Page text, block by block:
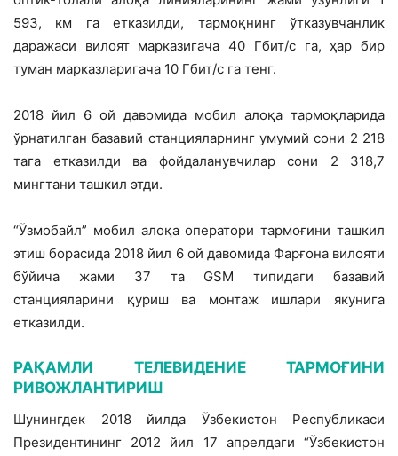
593, км га етказилди, тармоқнинг ўтказувчанлик
даражаси вилоят марказигача 40 Гбит/с га, ҳар бир
туман марказларигача 10 Гбит/с га тенг.
2018 йил 6 ой давомида мобил алоқа тармоқларида
ўрнатилган базавий станцияларнинг умумий сони 2 218
тага етказилди ва фойдаланувчилар сони 2 318,7
мингтани ташкил этди.
“Ўзмобайл” мобил алоқа оператори тармоғини ташкил
этиш борасида 2018 йил 6 ой давомида Фарғона вилояти
бўйича жами 37 та GSM типидаги базавий
станцияларини қуриш ва монтаж ишлари якунига
етказилди.
РАҚАМЛИ ТЕЛЕВИДЕНИЕ ТАРМОҒИНИ
РИВОЖЛАНТИРИШ
Шунингдек 2018 йилда Ўзбекистон Республикаси
Президентининг 2012 йил 17 апрелдаги “Ўзбекистон